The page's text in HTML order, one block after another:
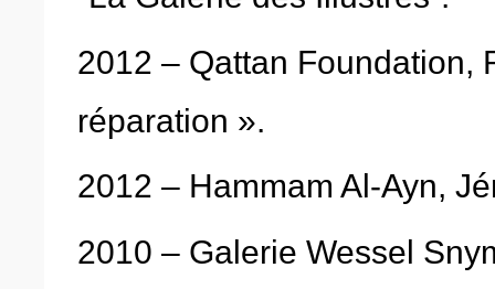
2012 – Qattan Foundation,
réparation ».
2012 – Hammam Al-Ayn,
2010 – Galerie Wessel